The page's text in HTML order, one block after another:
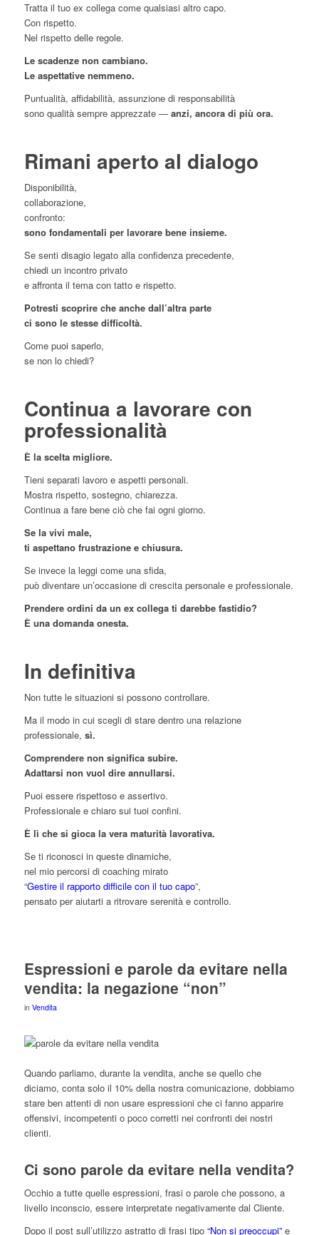
Tratta il tuo ex collega come qualsiasi altro capo.
Con rispetto.
Nel rispetto delle regole.
Le scadenze non cambiano.
Le aspettative nemmeno.
Puntualità, affidabilità, assunzione di responsabilità
sono qualità sempre apprezzate — anzi, ancora di più ora.
Rimani aperto al dialogo
Disponibilità,
collaborazione,
confronto:
sono fondamentali per lavorare bene insieme.
Se senti disagio legato alla confidenza precedente,
chiedi un incontro privato
e affronta il tema con tatto e rispetto.
Potresti scoprire che anche dall’altra parte
ci sono le stesse difficoltà.
Come puoi saperlo,
se non lo chiedi?
Continua a lavorare con
professionalità
È la scelta migliore.
Tieni separati lavoro e aspetti personali.
Mostra rispetto, sostegno, chiarezza.
Continua a fare bene ciò che fai ogni giorno.
Se la vivi male,
ti aspettano frustrazione e chiusura.
Se invece la leggi come una sfida,
può diventare un’occasione di crescita personale e professionale.
Prendere ordini da un ex collega ti darebbe fastidio?
È una domanda onesta.
In definitiva
Non tutte le situazioni si possono controllare.
Ma il modo in cui scegli di stare dentro una relazione
professionale, sì.
Comprendere non significa subire.
Adattarsi non vuol dire annullarsi.
Puoi essere rispettoso e assertivo.
Professionale e chiaro sui tuoi confini.
È lì che si gioca la vera maturità lavorativa.
Se ti riconosci in queste dinamiche,
nel mio percorsi di coaching mirato
“Gestire il rapporto difficile con il tuo capo”,
pensato per aiutarti a ritrovare serenità e controllo.
Espressioni e parole da evitare nella
vendita: la negazione “non”
in Vendita
Quando parliamo, durante la vendita, anche se quello che
diciamo, conta solo il 10% della nostra comunicazione, dobbiamo
stare ben attenti di non usare espressioni che ci fanno apparire
offensivi, incompetenti o poco corretti nei confronti dei nostri
clienti.
Ci sono parole da evitare nella vendita?
Occhio a tutte quelle espressioni, frasi o parole che possono, a
livello inconscio, essere interpretate negativamente dal Cliente.
Dopo il post sull’utilizzo astratto di frasi tipo “Non si preoccupi”e